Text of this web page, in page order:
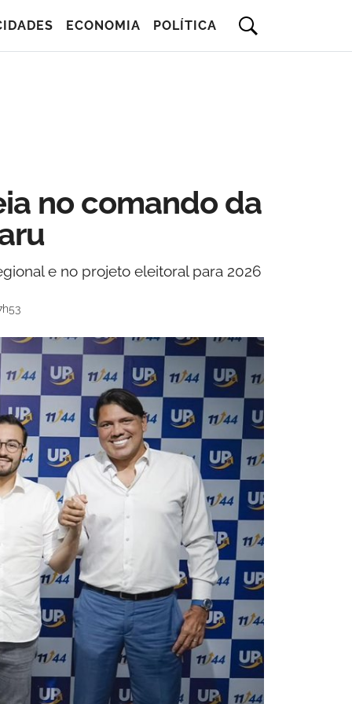
ECONOMIA POLÍTICA
no comando da
e no projeto eleitoral para 2026